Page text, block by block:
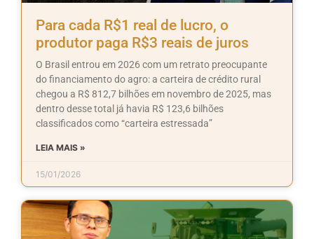
Para cada R$1 real de lucro, o
produtor paga R$3 reais de juros
O Brasil entrou em 2026 com um retrato preocupante
do financiamento do agro: a carteira de crédito rural
chegou a R$ 812,7 bilhões em novembro de 2025, mas
dentro desse total já havia R$ 123,6 bilhões
classificados como “carteira estressada”
LEIA MAIS »
15/01/2026